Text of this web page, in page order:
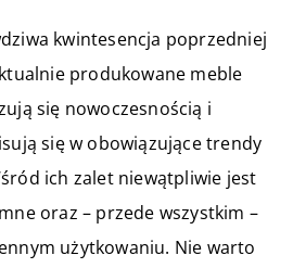
kwintesencja poprzedniej
produkowane meble
się nowoczesnością i
się w obowiązujące trendy
ich zalet niewątpliwie jest
oraz – przede wszystkim –
użytkowaniu. Nie warto